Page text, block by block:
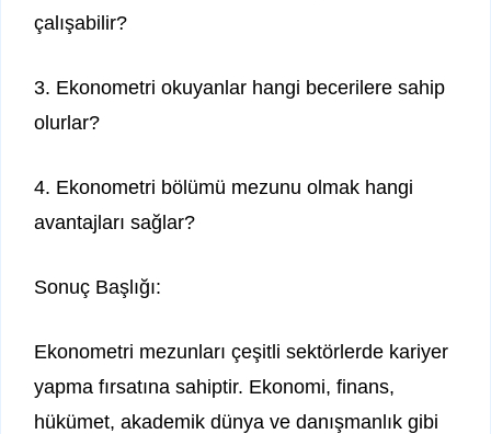
çalışabilir?
3. Ekonometri okuyanlar hangi becerilere sahip
olurlar?
4. Ekonometri bölümü mezunu olmak hangi
avantajları sağlar?
Sonuç Başlığı:
Ekonometri mezunları çeşitli sektörlerde kariyer
yapma fırsatına sahiptir. Ekonomi, finans,
hükümet, akademik dünya ve danışmanlık gibi